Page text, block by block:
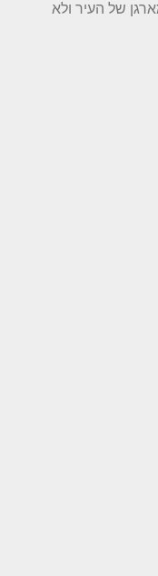
של העיר ולא